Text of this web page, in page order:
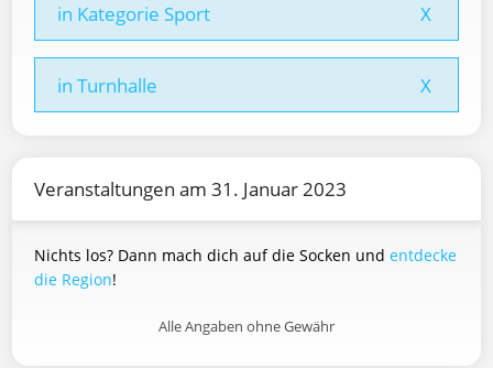
in Kategorie Sport X
in Turnhalle X
Veranstaltungen am 31. Januar 2023
Nichts los? Dann mach dich auf die Socken und entdecke
die Region!
Alle Angaben ohne Gewähr